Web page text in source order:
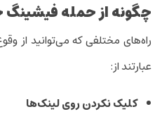
چگونه از حمله فیشینگ
راه‌های مختلفی که می‌توانید از
عبارتند از:
کلیک نکردن روی لینک‌ها